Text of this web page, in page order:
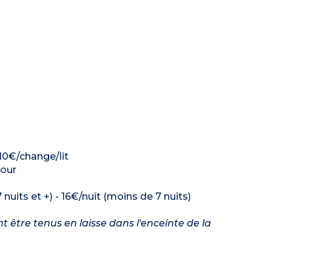
change/lit
et +) - 16€/nuit (moins de 7 nuits)
être tenus en laisse dans l'enceinte de la